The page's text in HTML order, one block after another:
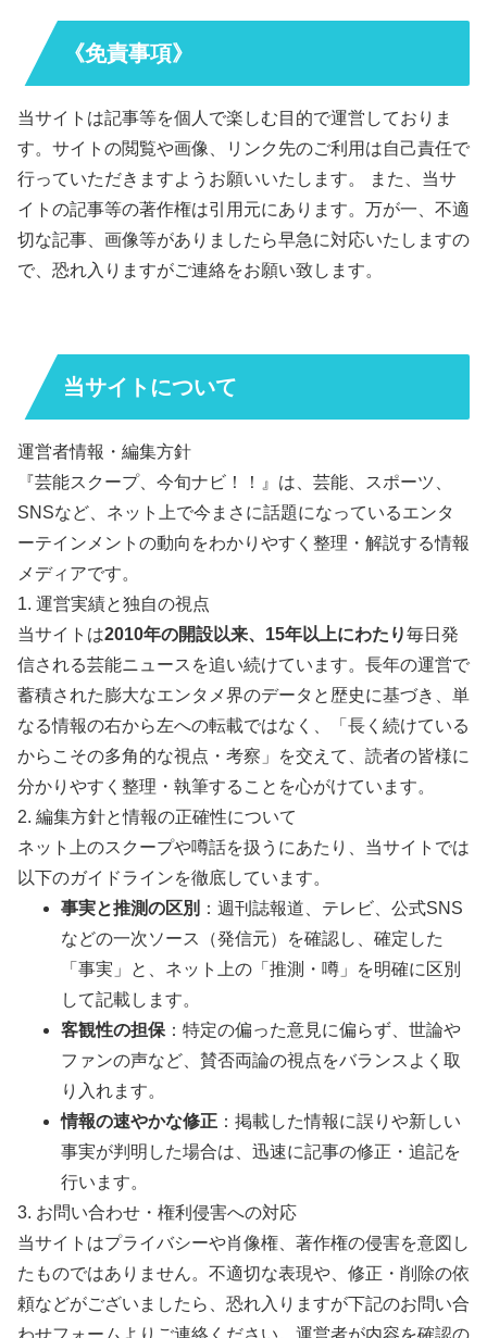
《免責事項》
当サイトは記事等を個人で楽しむ目的で運営しておりま
す。サイトの閲覧や画像、リンク先のご利用は自己責任で
行っていただきますようお願いいたします。 また、当サ
イトの記事等の著作権は引用元にあります。万が一、不適
切な記事、画像等がありましたら早急に対応いたしますの
で、恐れ入りますがご連絡をお願い致します。
当サイトについて
運営者情報・編集方針
『芸能スクープ、今旬ナビ！！』は、芸能、スポーツ、
SNSなど、ネット上で今まさに話題になっているエンタ
ーテインメントの動向をわかりやすく整理・解説する情報
メディアです。
1. 運営実績と独自の視点
当サイトは2010年の開設以来、15年以上にわたり毎日発
信される芸能ニュースを追い続けています。長年の運営で
蓄積された膨大なエンタメ界のデータと歴史に基づき、単
なる情報の右から左への転載ではなく、「長く続けている
からこその多角的な視点・考察」を交えて、読者の皆様に
分かりやすく整理・執筆することを心がけています。
2. 編集方針と情報の正確性について
ネット上のスクープや噂話を扱うにあたり、当サイトでは
以下のガイドラインを徹底しています。
事実と推測の区別 ：週刊誌報道、テレビ、公式SNS
などの一次ソース（発信元）を確認し、確定した
「事実」と、ネット上の「推測・噂」を明確に区別
して記載します。
客観性の担保 ：特定の偏った意見に偏らず、世論や
ファンの声など、賛否両論の視点をバランスよく取
り入れます。
情報の速やかな修正 ：掲載した情報に誤りや新しい
事実が判明した場合は、迅速に記事の修正・追記を
行います。
3. お問い合わせ・権利侵害への対応
当サイトはプライバシーや肖像権、著作権の侵害を意図し
たものではありません。不適切な表現や、修正・削除の依
頼などがございましたら、恐れ入りますが下記のお問い合